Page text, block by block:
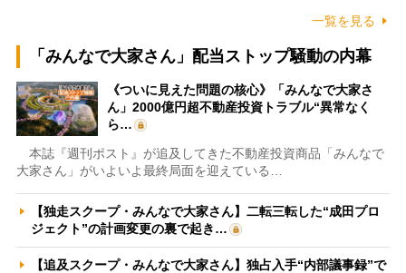
一覧を見る
「みんなで大家さん」配当ストップ騒動の内幕
《ついに見えた問題の核心》「みんなで大家さ
ん」2000億円超不動産投資トラブル“異常なく
ら…
本誌『週刊ポスト』が追及してきた不動産投資商品「みんなで
大家さん」がいよいよ最終局面を迎えている…
【独走スクープ・みんなで大家さん】二転三転した“成田プロ
ジェクト”の計画変更の裏で起き…
【追及スクープ・みんなで大家さん】独占入手“内部議事録”で